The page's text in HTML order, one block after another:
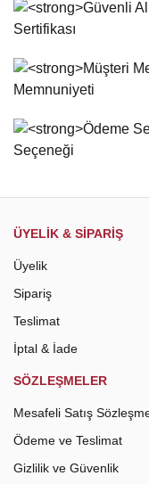
Ürün resmi
Ürün
Ürün fiyatı diğer
ÜYELİK & SİPARİŞ
Üyelik
Sipariş
Teslimat
İptal & İade
SÖZLEŞMELER
Mesafeli Satış
Ödeme ve Teslimat
Gizlilik ve Güvenlik